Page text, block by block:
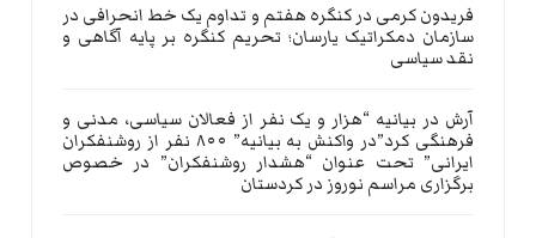
فریدون کرمی درکنگره هفتم و تداوم یک خط انحرافی در
سازمان دمکراتیک یارسان؛ تحریم کنگره بر پایه آگاهی و
نقد سیاسی
آرش در بیانیه “هزار و یک نفر از فعالان سیاسی، مدنی و
فرهنگی کرد”در واکنش به بیانیه” ۸۰۰ نفر از روشنفکران
ایرانی” تحت عنوان “هشدار روشنفکران” در خصوص
برگزاری مراسم نوروز در کردستان